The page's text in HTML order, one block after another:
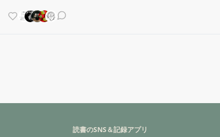
読書のSNS＆記録アプリ